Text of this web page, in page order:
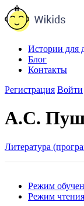
Истории для
Блог
Контакты
Регистрация Войти
А.С.
Литература
Режим
Режим чтения